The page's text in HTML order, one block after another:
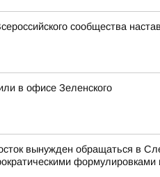
сообщества
в офисе Зеленского
вынужден обращаться в
формулировками